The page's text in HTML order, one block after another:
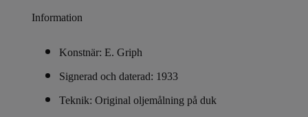
Information
Konstnär: E. Griph
Signerad och daterad: 1933
Teknik: Original oljemålning på duk